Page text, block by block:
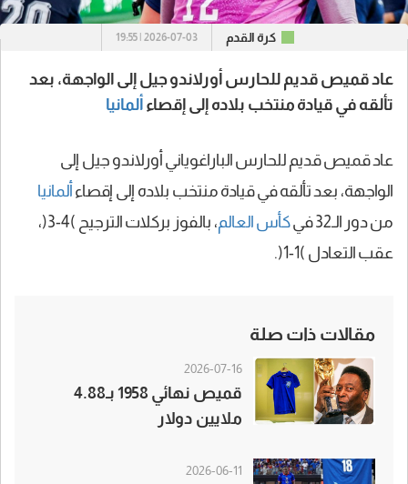
كرة القدم 2026-07-03 | 19:55
عاد قميص قديم للحارس أورلاندو جيل إلى الواجهة، بعد
تألقه في قيادة منتخب بلاده إلى إقصاء ألمانيا
عاد قميص قديم للحارس الباراغوياني أورلاندو جيل إلى
الواجهة، بعد تألقه في قيادة منتخب بلاده إلى إقصاء ألمانيا
من دور الـ32 في
كأس العالم
، بالفوز بركلات الترجيح )4-3(،
عقب التعادل )1-1(.
مقالات ذات صلة
2026-07-16
قميص نهائي 1958 بـ4.88
ملايين دولار
2026-06-11